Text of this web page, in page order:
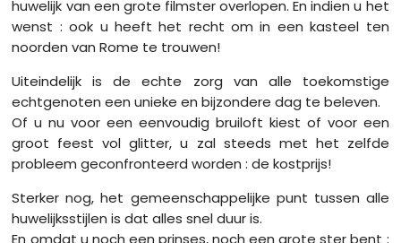
huwelijk van een grote filmster overlopen. En indien u het
wenst : ook u heeft het recht om in een kasteel ten
noorden van Rome te trouwen!
Uiteindelijk is de echte zorg van alle toekomstige
echtgenoten een unieke en bijzondere dag te beleven.
Of u nu voor een eenvoudig bruiloft kiest of voor een
groot feest vol glitter, u zal steeds met het zelfde
probleem geconfronteerd worden : de kostprijs!
Sterker nog, het gemeenschappelijke punt tussen alle
huwelijksstijlen is dat alles snel duur is.
En omdat u noch een prinses, noch een grote ster bent :